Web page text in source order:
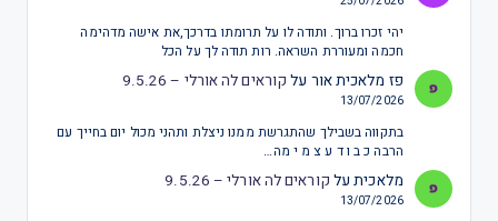
יהי זכרו ברוך. ותודה לו על תרומתו בדרכך,את אישה מדהימה
חכמה ומעוררת השראה. רות תודה לך על הכל
פז מלאכית אור על קוראים לה אורלי – 9.5.26
13/07/2026
בתקווה בשבילך שהתגרשת ממנו ניצלת ותהני מכול יום בחייך עם
הרבה כ ב ו ד ע צ מ י מה…
מלאכיתעל קוראים לה אורלי – 9.5.26
13/07/2026